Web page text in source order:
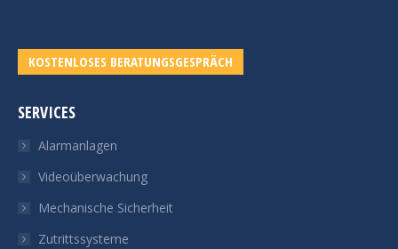
KOSTENLOSES BERATUNGSGESPRÄCH
SERVICES
Alarmanlagen
Videoüberwachung
Mechanische Sicherheit
Zutrittssysteme